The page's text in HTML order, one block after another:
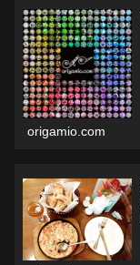
origamio.com